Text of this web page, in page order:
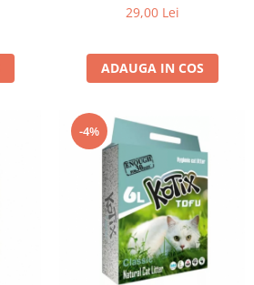
29,00 Lei
ADAUGA IN COS
-4%